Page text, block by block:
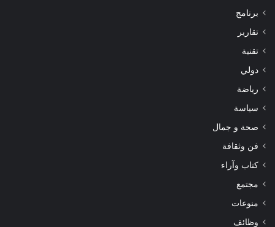
برنامج
تقارير
تقنية
دولي
رياضة
سياسة
صحة و جمال
فن وثقافة
كتاب وآراء
مجتمع
منوعات
وظائف